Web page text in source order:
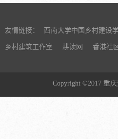
友情链接： 西南大学中国乡村建设
乡村建筑工作室 耕读网 香港社
Copyright ©2017 重